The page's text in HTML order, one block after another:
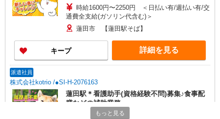
時給1600円〜2250円 ＜日払い有/週払い有/交
通費全支給(ガソリン代含む)＞
蓮田市 【蓮田駅そば】
キープ 詳細を見る
派遣社員
株式会社kotrio /●SI-H-2076163
蓮田駅＊看護助手(資格経験不問)募集♪食事配
膳などの補助業務
時給1600円〜2250円 ＜日払い有/週払い有/交
もっと見る